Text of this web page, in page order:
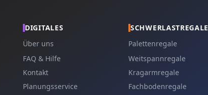
DIGITALES
Über uns
FAQ & Hilfe
Kontakt
Planungsservice
SCHWERLASTREGALE
Palettenregale
Weitspannregale
Kragarmregale
Fachbodenregale